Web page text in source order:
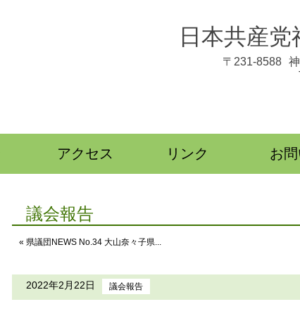
日本共産
〒231-8588
アクセス リンク お
議会報告
« 県議団NEWS No.34 大山奈々子県...
2022年2月22日 議会報告